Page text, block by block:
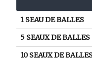
1 SEAU DE BALLES
5 SEAUX DE BALLES
10 SEAUX DE